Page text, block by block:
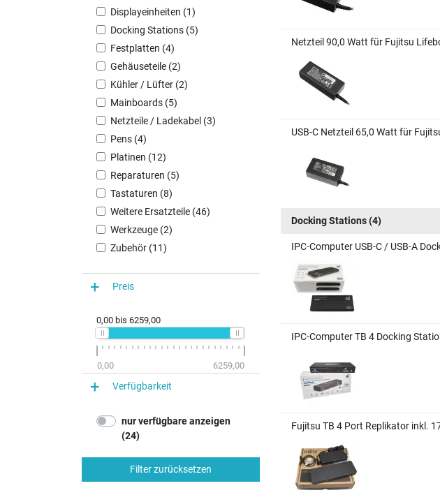
Displayeinheiten (1)
Docking Stations (5)
Festplatten (4)
Gehäuseteile (2)
Kühler / Lüfter (2)
Mainboards (5)
Netzteile / Ladekabel (3)
Pens (4)
Platinen (12)
Reparaturen (5)
Tastaturen (8)
Weitere Ersatzteile (46)
Werkzeuge (2)
Zubehör (11)
Preis
0,00 bis 6259,00
0,00 6259,00
Verfügbarkeit
nur verfügbare anzeigen
(24)
Filter zurücksetzen
Netzteil 90,0 Watt für Fujitsu
USB-C Netzteil 65,0 Watt für
Docking Stations(4)
IPC-Computer USB-C / USB-A
IPC-Computer TB 4 Docking
Fujitsu TB 4 Port Replikator inkl.